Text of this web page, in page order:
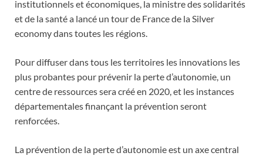
institutionnels et économiques, la ministre des solidarités
et de la santé a lancé un tour de France de la Silver
economy dans toutes les régions.
Pour diffuser dans tous les territoires les innovations les
plus probantes pour prévenir la perte d’autonomie, un
centre de ressources sera créé en 2020, et les instances
départementales finançant la prévention seront
renforcées.
La prévention de la perte d’autonomie est un axe central